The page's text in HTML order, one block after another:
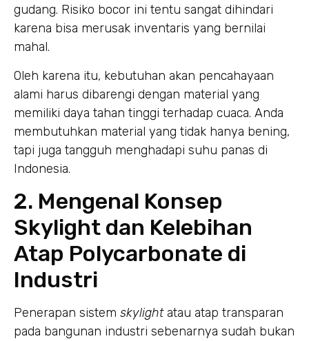
gudang. Risiko bocor ini tentu sangat dihindari
karena bisa merusak inventaris yang bernilai
mahal.
Oleh karena itu, kebutuhan akan pencahayaan
alami harus dibarengi dengan material yang
memiliki daya tahan tinggi terhadap cuaca. Anda
membutuhkan material yang tidak hanya bening,
tapi juga tangguh menghadapi suhu panas di
Indonesia.
2. Mengenal Konsep
Skylight dan Kelebihan
Atap Polycarbonate di
Industri
Penerapan sistem skylightatau atap transparan
pada bangunan industri sebenarnya sudah bukan